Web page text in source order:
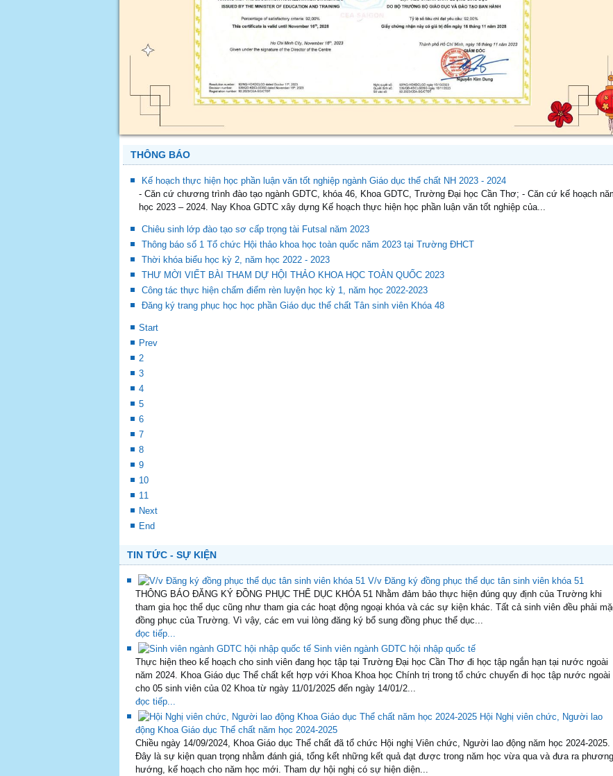
THÔNG BÁO
Kế hoạch thực hiện học phần luận văn tốt nghiệp ngành Giáo dục thể chất NH 2023 - 2024
- Căn cứ chương trình đào tạo ngành GDTC, khóa 46, Khoa GDTC, Trường Đại học Cần Thơ; - Căn cứ kế hoạch năm
học 2023 – 2024. Nay Khoa GDTC xây dựng Kế hoạch thực hiện học phần luận văn tốt nghiệp của...
Chiêu sinh lớp đào tạo sơ cấp trọng tài Futsal năm 2023
Thông báo số 1 Tổ chức Hội thảo khoa học toàn quốc năm 2023 tại Trường ĐHCT
Thời khóa biểu học kỳ 2, năm học 2022 - 2023
THƯ MỜI VIẾT BÀI THAM DỰ HỘI THẢO KHOA HỌC TOÀN QUỐC 2023
Công tác thực hiện chấm điểm rèn luyện học kỳ 1, năm học 2022-2023
Đăng ký trang phục học học phần Giáo dục thể chất Tân sinh viên Khóa 48
3
4
5
6
7
8
9
10
11
Next
End
TIN TỨC - SỰ KIỆN
V/v Đăng ký đồng phục thể dục tân sinh viên khóa 51
THÔNG BÁO ĐĂNG KÝ ĐỒNG PHỤC THỂ DỤC KHÓA 51 Nhằm đảm bảo thực hiện đúng quy định của Trường khi